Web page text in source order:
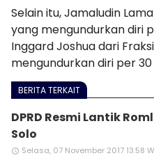
Selain itu, Jamaludin
yang mengundurkan diri
Inggard Joshua dari
mengundurkan diri per 30
BERITA TERKAIT
DPRD Resmi Lantik
Solo
access_time Selasa, 07 November 2017 13:58